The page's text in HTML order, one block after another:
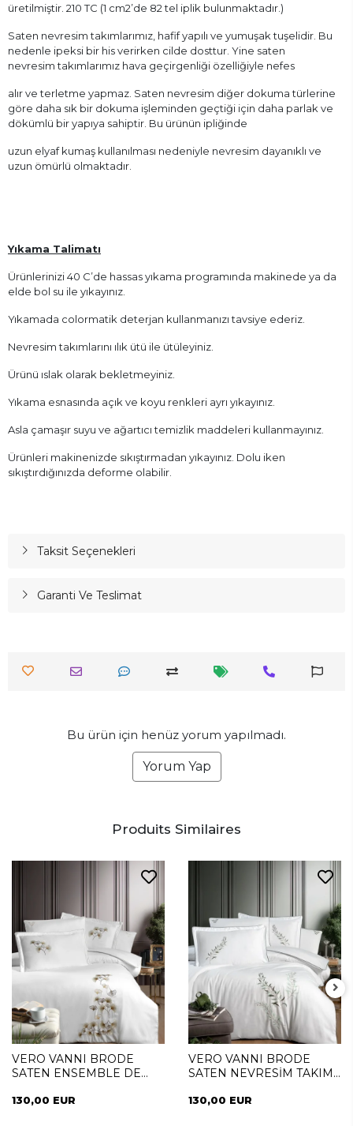
üretilmiştir. 210 TC (1 cm2’de 82 tel iplik bulunmaktadır.)
Saten nevresim takımlarımız, hafif yapılı ve yumuşak tuşelidir. Bu
nedenle ipeksi bir his verirken cilde dosttur. Yine saten
nevresim takımlarımız hava geçirgenliği özelliğiyle nefes
alır ve terletme yapmaz. Saten nevresim diğer dokuma türlerine
göre daha sık bir dokuma işleminden geçtiği için daha parlak ve
dökümlü bir yapıya sahiptir. Bu ürünün ipliğinde
uzun elyaf kumaş kullanılması nedeniyle nevresim dayanıklı ve
uzun ömürlü olmaktadır.
Yıkama Talimatı
Ürünlerinizi 40 C’de hassas yıkama programında makinede ya da
elde bol su ile yıkayınız.
Yıkamada colormatik deterjan kullanmanızı tavsiye ederiz.
Nevresim takımlarını ılık ütü ile ütüleyiniz.
Ürünü ıslak olarak bekletmeyiniz.
Yıkama esnasında açık ve koyu renkleri ayrı yıkayınız.
Asla çamaşır suyu ve ağartıcı temizlik maddeleri kullanmayınız.
Ürünleri makinenizde sıkıştırmadan yıkayınız. Dolu iken
sıkıştırdığınızda deforme olabilir.
Taksit Seçenekleri
Garanti Ve Teslimat
Bu ürün için henüz yorum yapılmadı.
Yorum Yap
Produits Similaires
VERO VANNI BRODE
SATEN ENSEMBLE DE
SERENITY
130,00 EUR
VERO VANNI BRODE
SATEN NEVRESİM TAKIMI
130,00 EUR